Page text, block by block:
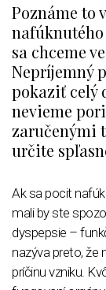
Poznáme to
nafúknutého
sa chceme
Nepríjemný
pokaziť celý
nevieme
zaručenými
určite
Ak sa pocit
mali by ste
dyspepsie –
nazýva preto, že
príčinu vzniku.